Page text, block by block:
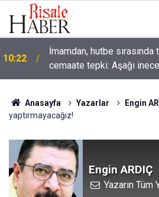
10:22
İmamdan, hutbe
cemaate tepki: Aşağı
Anasayfa Yazarlar Engin
yaptırmayacağız!
Engin ARDIÇ
Yazarın Tüm